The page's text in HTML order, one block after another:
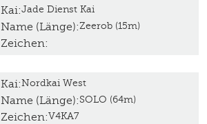
Kai:Jade Dienst Kai
Name (Länge):Zeerob (15m)
Zeichen:
Kai:Nordkai West
Name (Länge):SOLO (64m)
Zeichen:V4KA7